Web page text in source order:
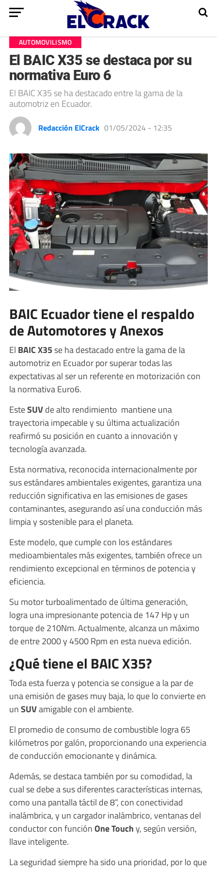
AUTOMOVILISMO
El BAIC X35 se destaca por su
normativa Euro 6
El BAIC X35 se ha destacado entre la gama de la
automotriz en Ecuador.
Redacción ElCrack 01/05/2024 - 12:35
BAIC Ecuador tiene el respaldo
de Automotores y Anexos
El BAIC X35se ha destacado entre la gama de la
automotriz en Ecuador por superar todas las
expectativas al ser un referente en motorización con
la normativa Euro6.
EsteSUVde alto rendimiento mantiene una
trayectoria impecable y su última actualización
reafirmó su posición en cuanto a innovación y
tecnología avanzada.
Esta normativa, reconocida internacionalmente por
sus estándares ambientales exigentes, garantiza una
reducción significativa en las emisiones de gases
contaminantes, asegurando así una conducción más
limpia y sostenible para el planeta.
Este modelo, que cumple con los estándares
medioambientales más exigentes, también ofrece un
rendimiento excepcional en términos de potencia y
eficiencia.
Su motor turboalimentado de última generación,
logra una impresionante potencia de 147 Hp y un
torque de 210Nm. Actualmente, alcanza un máximo
de entre 2000 y 4500 Rpm en esta nueva edición.
¿Qué tiene el BAIC X35?
Toda esta fuerza y potencia se consigue a la par de
una emisión de gases muy baja, lo que lo convierte en
unSUVamigable con el ambiente.
El promedio de consumo de combustible logra 65
kilómetros por galón, proporcionando una experiencia
de conducción emocionante y dinámica.
Además, se destaca también por su comodidad, la
cual se debe a sus diferentes características internas,
como una pantalla táctil de 8”, con conectividad
inalámbrica, y un cargador inalámbrico, ventanas del
conductor con funciónOne Touchy, según versión,
llave inteligente.
La seguridad siempre ha sido una prioridad, por lo que